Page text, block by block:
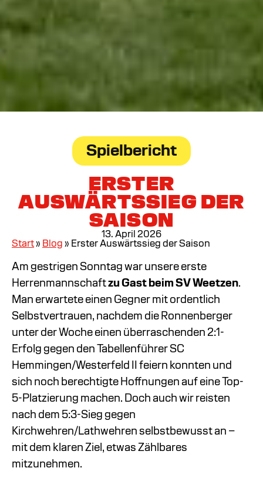
Spielbericht
ERSTER
AUSWÄRTSSIEG DER
SAISON
13. April 2026
Start» Blog » Erster Auswärtssieg der Saison
Am gestrigen Sonntag war unsere erste
Herrenmannschaftzu Gast beim SV Weetzen.
Man erwartete einen Gegner mit ordentlich
Selbstvertrauen, nachdem die Ronnenberger
unter der Woche einen überraschenden 2:1-
Erfolg gegen den Tabellenführer SC
Hemmingen/Westerfeld II feiern konnten und
sich noch berechtigte Hoffnungen auf eine Top-
5-Platzierung machen. Doch auch wir reisten
nach dem 5:3-Sieg gegen
Kirchwehren/Lathwehren selbstbewusst an –
mit dem klaren Ziel, etwas Zählbares
mitzunehmen.